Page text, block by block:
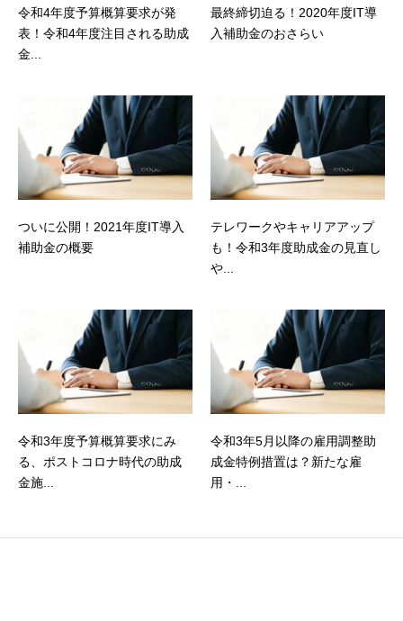
令和4年度予算概算要求が発
表！令和4年度注目される助成
金...
最終締切迫る！2020年度IT導
入補助金のおさらい
ついに公開！2021年度IT導入
補助金の概要
テレワークやキャリアアップ
も！令和3年度助成金の見直し
や...
令和3年度予算概算要求にみ
る、ポストコロナ時代の助成
金施...
令和3年5月以降の雇用調整助
成金特例措置は？新たな雇
用・...